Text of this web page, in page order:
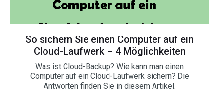
So sichern Sie einen Computer auf ein
Cloud-Laufwerk – 4 Möglichkeiten
Was ist Cloud-Backup? Wie kann man einen
Computer auf ein Cloud-Laufwerk sichern? Die
Antworten finden Sie in diesem Artikel.